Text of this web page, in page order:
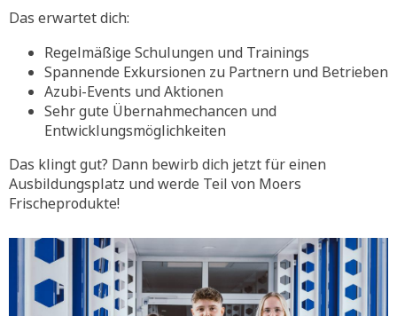
Das erwartet dich:
Regelmäßige Schulungen und Trainings
Spannende Exkursionen zu Partnern und Betrieben
Azubi-Events und Aktionen
Sehr gute Übernahmechancen und
Entwicklungsmöglichkeiten
Das klingt gut? Dann bewirb dich jetzt für einen
Ausbildungsplatz und werde Teil von Moers
Frischeprodukte!